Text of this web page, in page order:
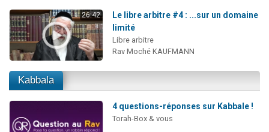
26:42
Le libre arbitre #4 : ...sur un domaine
limité
Libre arbitre
Rav Moché KAUFMANN
Kabbala
4 questions-réponses sur Kabbale !
Torah-Box & vous